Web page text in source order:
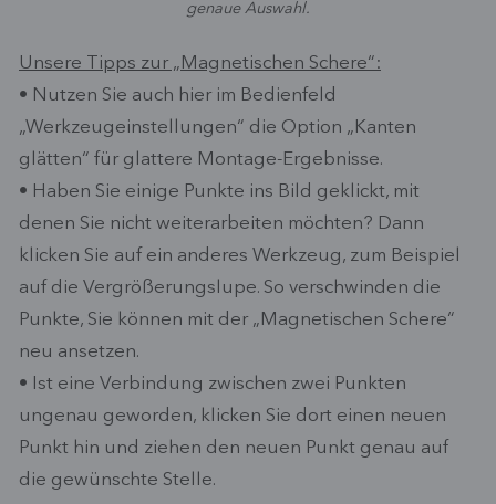
genaue Auswahl.
Unsere Tipps zur „Magnetischen Schere“:
• Nutzen Sie auch hier im Bedienfeld
„Werkzeugeinstellungen“ die Option „Kanten
glätten“ für glattere Montage-Ergebnisse.
• Haben Sie einige Punkte ins Bild geklickt, mit
denen Sie nicht weiterarbeiten möchten? Dann
klicken Sie auf ein anderes Werkzeug, zum Beispiel
auf die Vergrößerungslupe. So verschwinden die
Punkte, Sie können mit der „Magnetischen Schere“
neu ansetzen.
• Ist eine Verbindung zwischen zwei Punkten
ungenau geworden, klicken Sie dort einen neuen
Punkt hin und ziehen den neuen Punkt genau auf
die gewünschte Stelle.